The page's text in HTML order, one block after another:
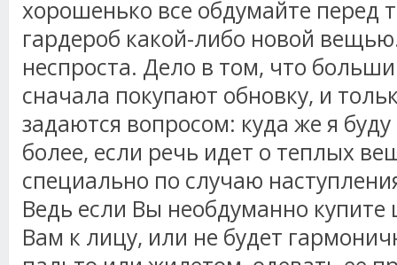
хорошенько все обдумайте перед
гардероб какой-либо новой
неспроста. Дело в том, что
сначала покупают обновку, и
задаются вопросом: куда же я
более, если речь идет о теплых
специально по случаю
Ведь если Вы необдуманно купите
Вам к лицу, или не будет